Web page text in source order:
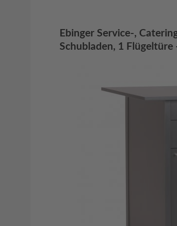
Ebinger Service-,
Schubladen, 1